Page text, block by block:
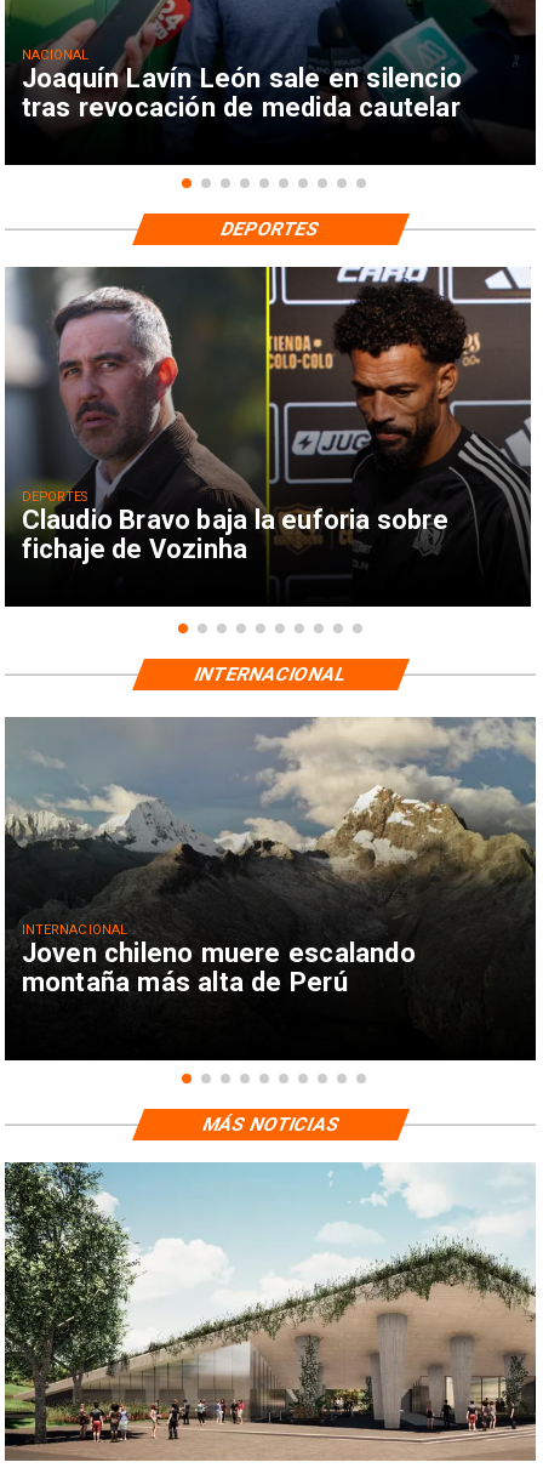
Joaquín Lavín León sale en silencio
tras revocación de medida cautelar
NACIONAL
Claudio Bravo baja la euforia sobre
fichaje de Vozinha
DEPORTES
DEPORTES
Joven chileno muere escalando
montaña más alta de Perú
INTERNACIONAL
INTERNACIONAL
MÁS NOTICIAS